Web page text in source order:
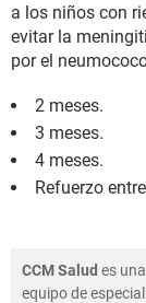
a los niños con
evitar la
por el
2 meses.
3 meses.
4 meses.
Refuerzo
CCM Salud es
equipo de